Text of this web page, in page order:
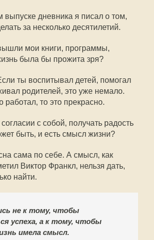
дневника я писал о том,
за несколько десятилетий.
мои книги, программы,
была бы прожита зря?
ты воспитывал детей, помогал
родителей, это уже немало.
работал, то это прекрасно.
с собой, получать радость
быть, и есть смысл жизни?
сама по себе. А смысл, как
Виктор Франкл, нельзя дать,
найти.
не к тому, чтобы
успеха, а к тому, чтобы
имела смысл.